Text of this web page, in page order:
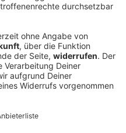
gute
Nürnberg öffentlich
Trainer-Urgestein